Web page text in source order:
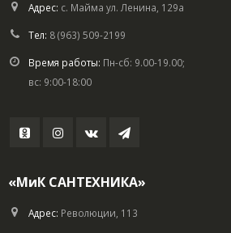
Адрес: с. Майма ул. Ленина, 129а
Тел: 8 (963) 509-2199
Время работы: Пн-сб: 9.00-19.00;
вс: 9:00-18:00
«МиК САНТЕХНИКА»
Адрес: Революции, 113